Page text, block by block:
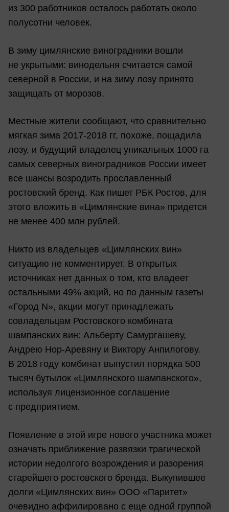
из 300 работников осталось работать около
полусотни человек.
В зиму цимлянские виноградники вошли
не укрытыми: винодельня считается самой
северной в России, и на зиму лозу принято
защищать от морозов.
Местные жители сообщают, что сравнительно
мягкая зима 2017-2018 гг, похоже, пощадила
лозу, и будущий владелец уникальных 1000 га
самых северных виноградников России имеет
все шансы возродить прославленный
ростовский бренд. Как пишет РБК Ростов, для
этого вложить в «Цимлянские вина» придется
не менее 400 млн рублей.
Никто из владельцев «Цимлянских вин»
ситуацию не комментирует. В открытых
источниках нет данных о том, кто владеет
остальными 49% акций, но по данным газеты
«Город N», акции могут принадлежать
совладельцам Ростовского комбината
шампанских вин: Альберту Самургашеву,
Андрею Нор-Аревяну и Виктору Анпилогову.
В 2018 году комбинат выпустил порядка 500
тысяч бутылок «Цимлянского шампанского»,
используя лицензионное соглашение
с предприятием.
Появление в этой игре нового участника может
означать приближение развязки трагической
истории недолгого возрождения и разорения
старейшего ростовского бренда. Выкупившее
долги «Цимлянских вин» ООО «Паритет»
очевидно аффилировано с еще одной группой